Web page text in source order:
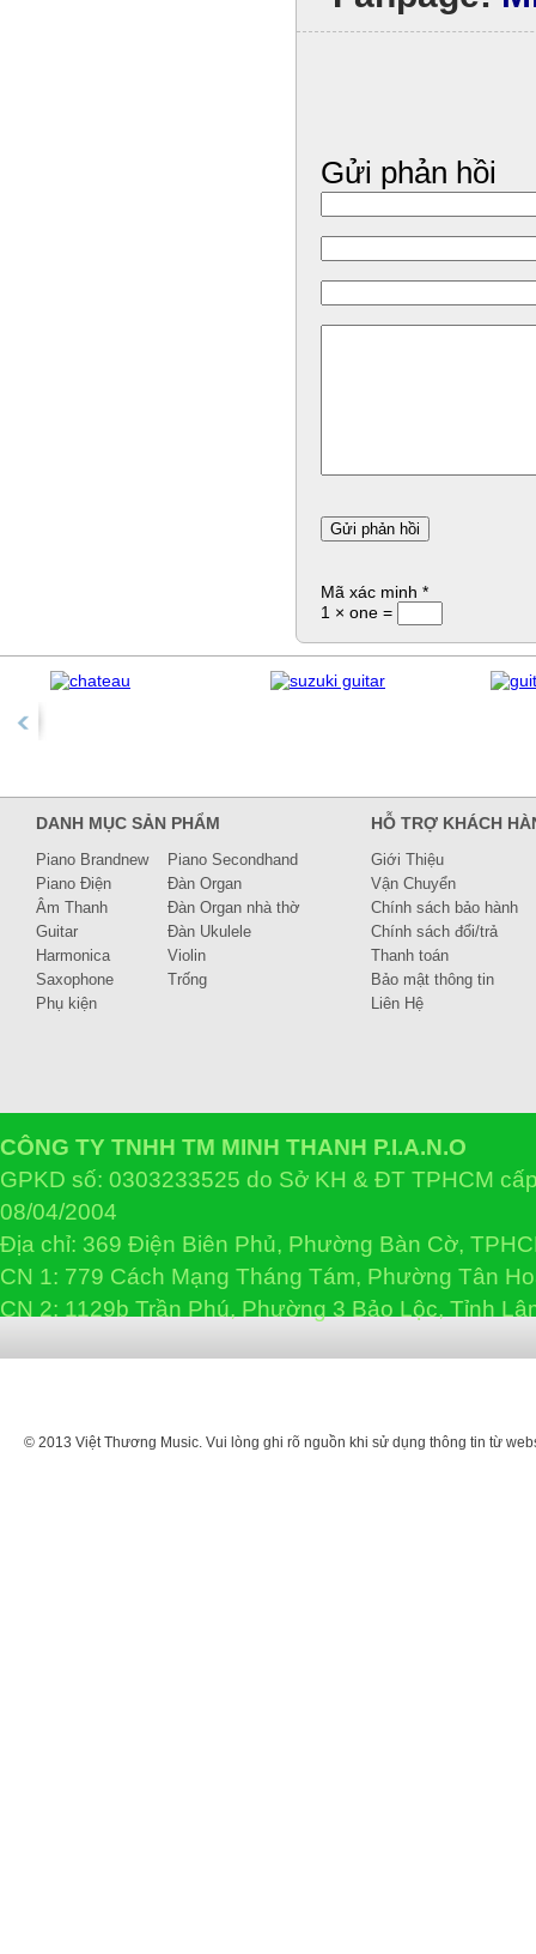
Gửi phản hồi
Mã xác minh *
1 × one =
DANH MỤC SẢN PHẨM
Piano Brandnew
Piano Secondhand
Piano Điện
Đàn Organ
Âm Thanh
Đàn Organ nhà thờ
Guitar
Đàn Ukulele
Harmonica
Violin
Saxophone
Trống
Phụ kiện
HỖ TRỢ KHÁCH
Giới Thiệu
Vận Chuyển
Chính sách bảo hành
Chính sách đổi/trả
Thanh toán
Bảo mật thông tin
Liên Hệ
CÔNG TY TNHH TM MINH THANH P.I.A.N.O
GPKD số: 0303233525 do Sở KH & ĐT TPHCM
08/04/2004
Địa chỉ: 369 Điện Biên Phủ, Phường Bàn Cờ,
CN 1: 779 Cách Mạng Tháng Tám, Phường Tân
CN 2: 1129b Trần Phú, Phường 3 Bảo Lộc, Tỉnh
© 2013 Việt Thương Music. Vui lòng ghi rõ nguồn khi sử dụng thông tin từ